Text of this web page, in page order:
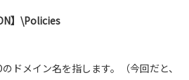
】\Policies
ドメイン名を指します。（今回だと、